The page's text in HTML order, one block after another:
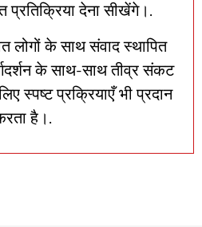
प्रतिक्रिया देना सीखेंगे।.
लोगों के साथ संवाद स्थापित
के साथ-साथ तीव्र संकट
स्पष्ट प्रक्रियाएँ भी प्रदान
है।.